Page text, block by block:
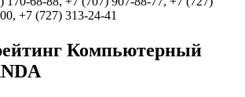
+7 (727) 313-24-41
Компьютерный